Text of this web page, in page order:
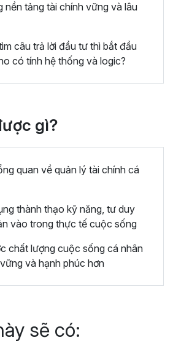
nền tảng tài chính vững và lâu
câu trả lời đầu tư thì bắt đầu
có tính hệ thống và logic?
gì?
quan về quản lý tài chính cá
thành thạo kỹ năng, tư duy
vào trong thực tế cuộc sống
chất lượng cuộc sống cá nhân
và hạnh phúc hơn
sẽ có: